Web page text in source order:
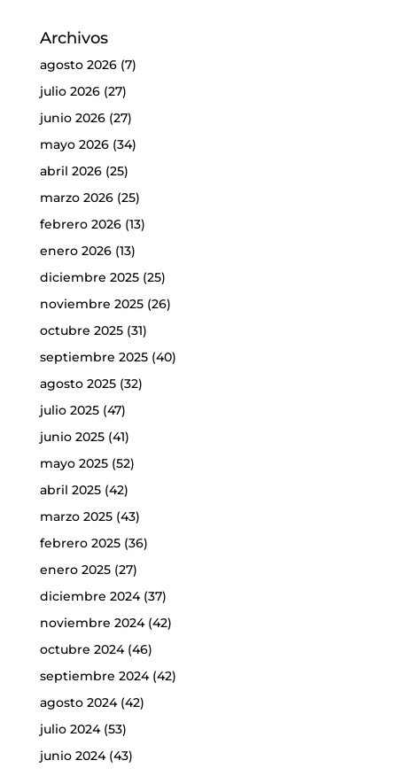
Archivos
agosto 2026(7)
julio 2026(27)
junio 2026(27)
mayo 2026(34)
abril 2026(25)
marzo 2026(25)
febrero 2026(13)
enero 2026(13)
diciembre 2025(25)
noviembre 2025(26)
octubre 2025(31)
septiembre 2025(40)
agosto 2025(32)
julio 2025(47)
junio 2025(41)
mayo 2025(52)
abril 2025(42)
marzo 2025(43)
febrero 2025(36)
enero 2025(27)
diciembre 2024(37)
noviembre 2024(42)
octubre 2024(46)
septiembre 2024(42)
agosto 2024(42)
julio 2024(53)
junio 2024(43)